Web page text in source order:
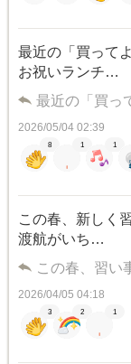
最近の「買って
お祝いランチ…
最近の「買っ
2026/05/04 02:39
8 1 1
この春、新しく
渡航がいち…
この春、習い
2026/04/05 04:18
3 2 1